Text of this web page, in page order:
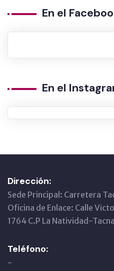
En el
En el
Dirección:
Sede Principal: Carretera
Oficina de Enlace: Calle
1764 C.P La Natividad-Tacna
Teléfono:
-